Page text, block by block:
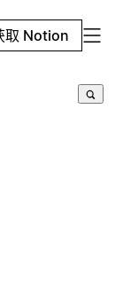
取 Notion